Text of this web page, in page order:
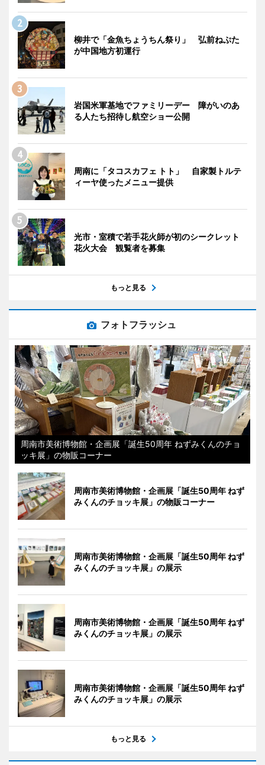
柳井で「金魚ちょうちん祭り」 弘前ねぷた
が中国地方初運行
岩国米軍基地でファミリーデー 障がいのあ
る人たち招待し航空ショー公開
周南に「タコスカフェ トト」 自家製トルテ
ィーヤ使ったメニュー提供
光市・室積で若手花火師が初のシークレット
花火大会 観覧者を募集
もっと見る
フォトフラッシュ
周南市美術博物館・企画展「誕生50周年 ねずみくんのチョ
ッキ展」の物販コーナー
周南市美術博物館・企画展「誕生50周年 ねず
みくんのチョッキ展」の物販コーナー
周南市美術博物館・企画展「誕生50周年 ねず
みくんのチョッキ展」の展示
周南市美術博物館・企画展「誕生50周年 ねず
みくんのチョッキ展」の展示
周南市美術博物館・企画展「誕生50周年 ねず
みくんのチョッキ展」の展示
もっと見る